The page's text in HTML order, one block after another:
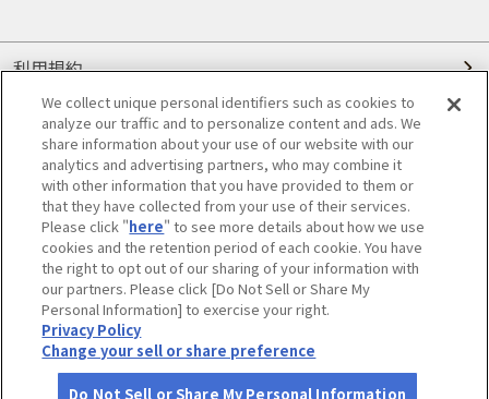
利用規約
個人情報の取り扱いについて
会員優待サービスの提携をご検討の方へ
JAFホームページ
© JAPAN AUTOMOBILE FEDERATION. All rights reserved.
We collect unique personal identifiers such as cookies to
analyze our traffic and to personalize content and ads. We
share information about your use of our website with our
analytics and advertising partners, who may combine it
with other information that you have provided to them or
that they have collected from your use of their services.
Please click "here" to see more details about how we use
cookies and the retention period of each cookie. You have
the right to opt out of our sharing of your information with
our partners. Please click [Do Not Sell or Share My
Personal Information] to exercise your right.
Privacy Policy
Change your sell or share preference
Do Not Sell or Share My Personal Information